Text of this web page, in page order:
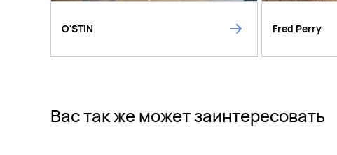
O'STIN Fred Perry
Вас так же может заинтересовать